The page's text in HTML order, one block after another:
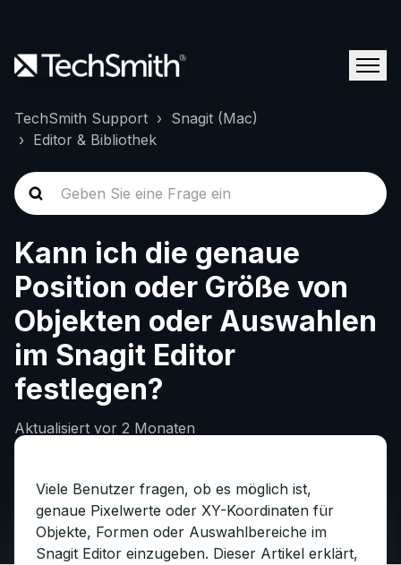
TechSmith Support
Snagit (Mac)
Editor & Bibliothek
Kann ich die genaue
Position oder Größe von
Objekten oder Auswahlen
im Snagit Editor
festlegen?
Aktualisiert vor 2 Monaten
Viele Benutzer fragen, ob es möglich ist,
genaue Pixelwerte oder XY-Koordinaten für
Objekte, Formen oder Auswahlbereiche im
Snagit Editor einzugeben. Dieser Artikel erklärt,